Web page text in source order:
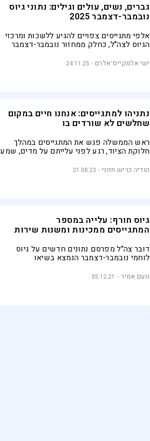
גברים, נשים, עולים וגילים: נתוני גיוס
נובמבר-דצמבר 2025
אלפי מתגייסים צפויים להגיע ללשכות ומרכזי
הגיוס לצה"ל, כחלק ממחזור נובמבר-דצמבר
אלפי פריטי ציוד, כולל מדים, כומתות ונעליים,
לצד סופטשלים, כפפות וחם־צוואר
ישי אלמקייס־אלרם 24.11.25
נתניהו למתגייסים: אנחנו חיים במקום
שחלשים לא שורדים בו
ראש הממשלה פגש את המתגייסים במהלך
חלוקת הציוד, רגע לפני עלייתם על מדים, שמע
בדבריו כי ישראל היא "גורם עולה, אפילו
הודיה כריש חזוני 21.08.23
גיוס חורף: עלייה במספר
המתגייסים ממכינות ומשנות שירות
דובר צה"ל מפרסם נתונים חדשים על גיוס
לוחמי נובמבר-דצמבר הנמצא בשיאו
נועם אמיר 05.12.21